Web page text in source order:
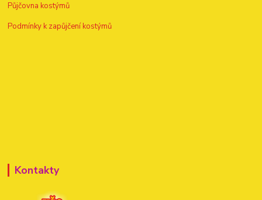
Půjčovna kostýmů
Podmínky k zapůjčení kostýmů
Kontakty